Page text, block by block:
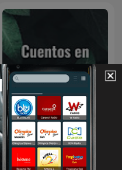
Cuentos en español